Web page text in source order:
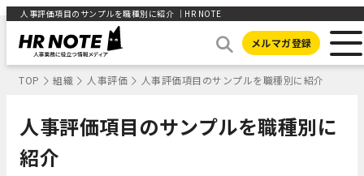
人事評価項目のサンプルを職種別に紹介 ｜HR NOTE
メルマガ登録
TOP 組織 人事評価 人事評価項目のサンプルを職種別に紹介
人事評価項目のサンプルを職種別に
紹介